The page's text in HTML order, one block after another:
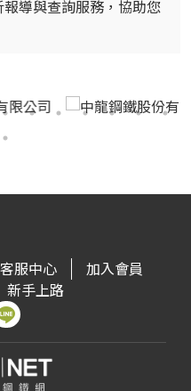
導與查詢服務，協助您
客服中心
加入會員
新手上路